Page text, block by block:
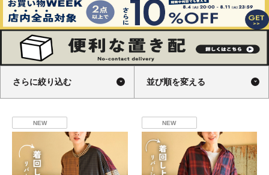
さらに絞り込む 並び順を変える
NEW NEW